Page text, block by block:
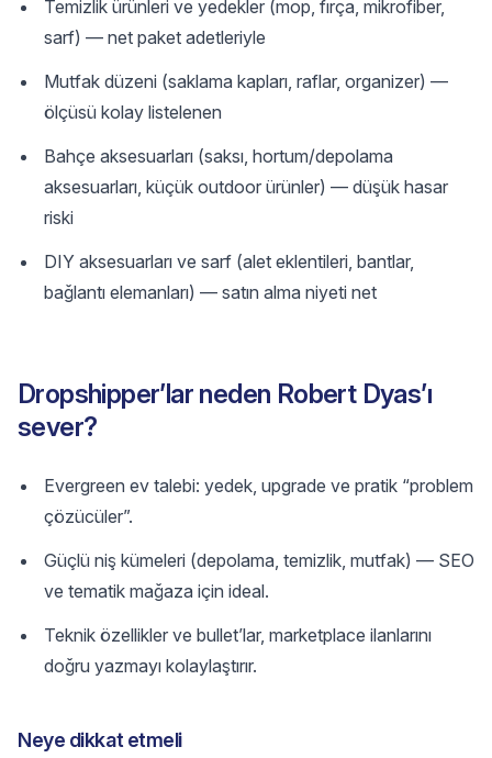
Temizlik ürünleri ve yedekler (mop, fırça, mikrofiber,
sarf) — net paket adetleriyle
Mutfak düzeni (saklama kapları, raflar, organizer) —
ölçüsü kolay listelenen
Bahçe aksesuarları (saksı, hortum/depolama
aksesuarları, küçük outdoor ürünler) — düşük hasar
riski
DIY aksesuarları ve sarf (alet eklentileri, bantlar,
bağlantı elemanları) — satın alma niyeti net
Dropshipper’lar neden Robert Dyas’ı
sever?
Evergreen ev talebi: yedek, upgrade ve pratik “problem
çözücüler”.
Güçlü niş kümeleri (depolama, temizlik, mutfak) — SEO
ve tematik mağaza için ideal.
Teknik özellikler ve bullet’lar, marketplace ilanlarını
doğru yazmayı kolaylaştırır.
Neye dikkat etmeli